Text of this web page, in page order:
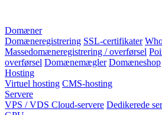
Domæner
Domæneregistrering SSL-certifikater
Massedomæneregistrering / overførsel
overførsel Domænemægler Domæneshop
Hosting
Virtuel hosting CMS-hosting
Servere
VPS / VDS Cloud-servere Dedikerede